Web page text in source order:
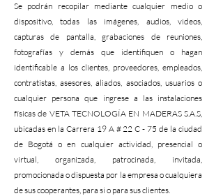
Se podrán recopilar mediante cualquier medio o
dispositivo, todas las imágenes, audios, videos,
capturas de pantalla, grabaciones de reuniones,
fotografías y demás que identifiquen o hagan
identificable a los clientes, proveedores, empleados,
contratistas, asesores, aliados, asociados, usuarios o
cualquier persona que ingrese a las instalaciones
físicas de VETA TECNOLOGÍA EN MADERAS S.A.S,
ubicadas en la Carrera 19 A # 22 C - 75 de la ciudad
de Bogotá o en cualquier actividad, presencial o
virtual, organizada, patrocinada, invitada,
promocionada o dispuesta por la empresa o cualquiera
de sus cooperantes, para si o para sus clientes.